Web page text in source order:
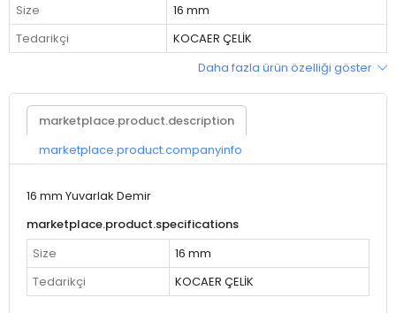
Size
16 mm
Tedarikçi
KOCAER ÇELİK
Daha fazla ürün özelliği göster
marketplace.product.description
marketplace.product.companyinfo
16 mm Yuvarlak Demir
marketplace.product.specifications
Size
16 mm
Tedarikçi
KOCAER ÇELİK